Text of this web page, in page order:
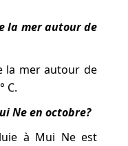
la mer autour de
la mer autour de
C.
Ne en octobre?
à Mui Ne est